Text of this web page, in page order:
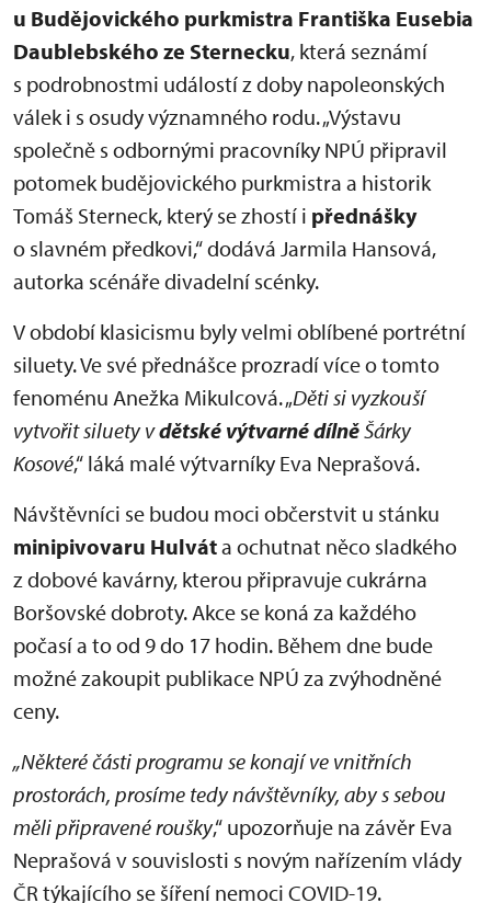
u Budějovického purkmistra Františka Eusebia
Daublebského ze Sternecku, která seznámí
s podrobnostmi událostí z doby napoleonských
válek i s osudy významného rodu. „Výstavu
společně s odbornými pracovníky NPÚ připravil
potomek budějovického purkmistra a historik
Tomáš Sterneck, který se zhostí i přednášky
o slavném předkovi,“ dodává Jarmila Hansová,
autorka scénáře divadelní scénky.
V období klasicismu byly velmi oblíbené portrétní
siluety. Ve své přednášce prozradí více o tomto
fenoménu Anežka Mikulcová. „Děti si vyzkouší
vytvořit siluety vdětské výtvarné dílněŠárky
Kosové,“ láká malé výtvarníky Eva Neprašová.
Návštěvníci se budou moci občerstvit u stánku
minipivovaru Hulváta ochutnat něco sladkého
z dobové kavárny, kterou připravuje cukrárna
Boršovské dobroty. Akce se koná za každého
počasí a to od 9 do 17 hodin. Během dne bude
možné zakoupit publikace NPÚ za zvýhodněné
ceny.
„Některé části programu se konají ve vnitřních
prostorách, prosíme tedy návštěvníky, aby s sebou
měli připravené roušky,“ upozorňuje na závěr Eva
Neprašová v souvislosti s novým nařízením vlády
ČR týkajícího se šíření nemoci COVID-19.